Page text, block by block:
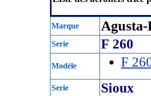
Marque Agusta-
Serie F 260
Modèle F
Serie Sioux